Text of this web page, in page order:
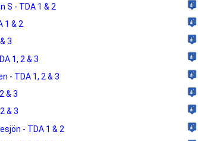
S - TDA 1 & 2
1 & 2
3
1, 2 & 3
- TDA 1, 2 & 3
& 3
& 3
- TDA 1 & 2